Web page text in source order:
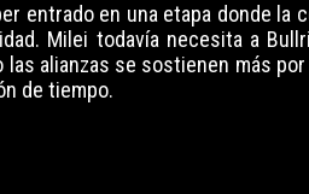
entrado en una etapa donde la
Milei todavía necesita a
alianzas se sostienen más
de tiempo.